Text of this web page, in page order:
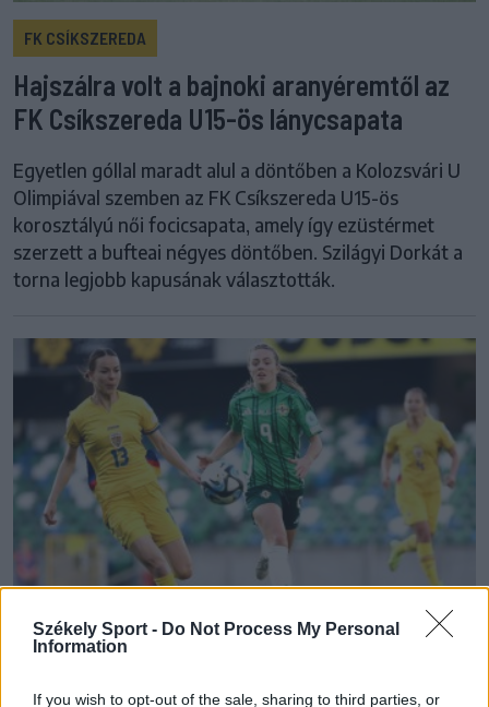
Székely Sport - Do Not Process My Personal
Information
If you wish to opt-out of the sale, sharing to third parties, or
FK CSÍKSZEREDA
Hajszálra volt a bajnoki aranyéremtől az
FK Csíkszereda U15-ös lánycsapata
Egyetlen góllal maradt alul a döntőben a Kolozsvári U
Olimpiával szemben az FK Csíkszereda U15-ös
korosztályú női focicsapata, amely így ezüstérmet
szerzett a bufteai négyes döntőben. Szilágyi Dorkát a
torna legjobb kapusának választották.